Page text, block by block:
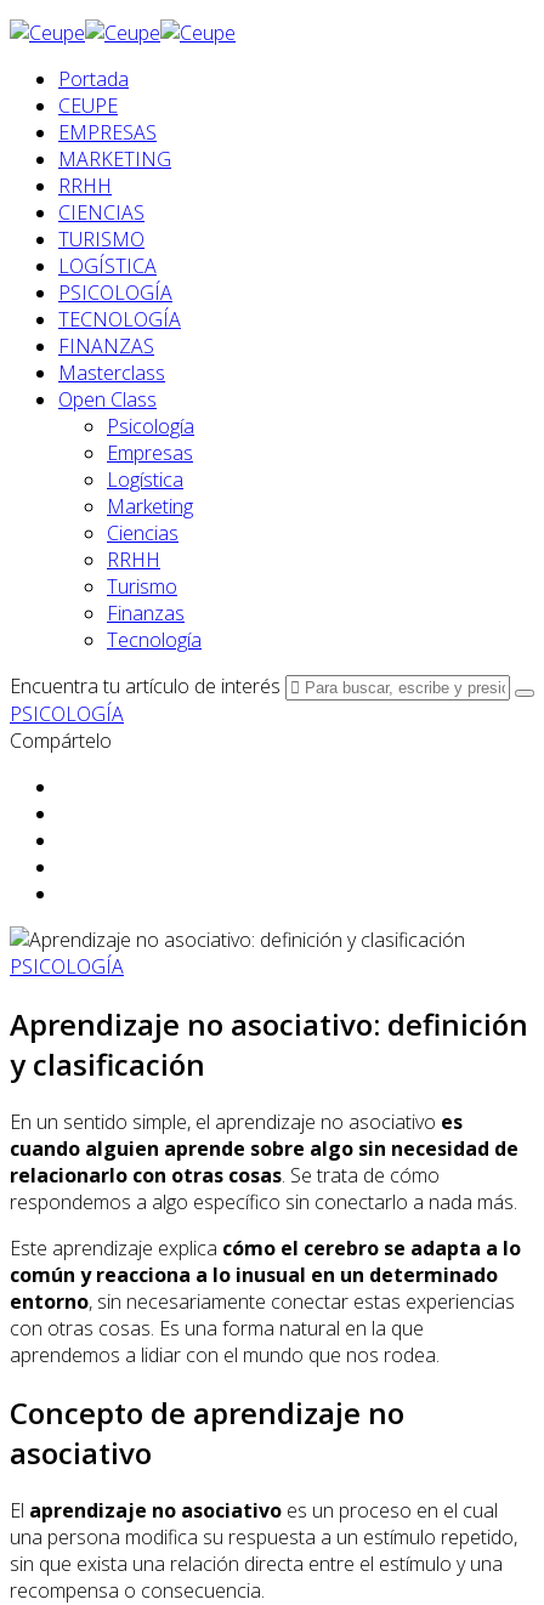
Portada
CEUPE
EMPRESAS
MARKETING
RRHH
CIENCIAS
TURISMO
LOGÍSTICA
PSICOLOGÍA
TECNOLOGÍA
FINANZAS
Masterclass
Open Class
Psicología
Empresas
Logística
Marketing
Ciencias
RRHH
Turismo
Finanzas
Tecnología
Encuentra tu artículo de interés
PSICOLOGÍA
Compártelo
PSICOLOGÍA
Aprendizaje no asociativo: definición
y clasificación
En un sentido simple, el aprendizaje no asociativo es
cuando alguien aprende sobre algo sin necesidad de
relacionarlo con otras cosas. Se trata de cómo
respondemos a algo específico sin conectarlo a nada más.
Este aprendizaje explica cómo el cerebro se adapta a lo
común y reacciona a lo inusual en un determinado
entorno, sin necesariamente conectar estas experiencias
con otras cosas. Es una forma natural en la que
aprendemos a lidiar con el mundo que nos rodea.
Concepto de aprendizaje no
asociativo
El aprendizaje no asociativo es un proceso en el cual
una persona modifica su respuesta a un estímulo repetido,
sin que exista una relación directa entre el estímulo y una
recompensa o consecuencia.